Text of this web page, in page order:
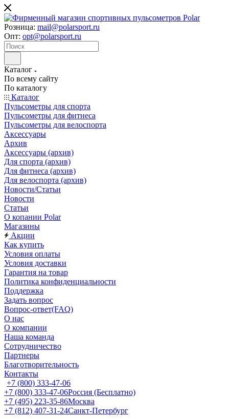
Розница: mail@polarsport.ru
Опт: opt@polarsport.ru
Каталог
По всему сайту
По каталогу
Каталог
Пульсометры для спорта
Пульсометры для фитнеса
Пульсометры для велоспорта
Аксессуары
Архив
Аксессуары (архив)
Для спорта (архив)
Для фитнеса (архив)
Для велоспорта (архив)
Новости/Статьи
Новости
Статьи
О копании Polar
Магазины
Акции
Как купить
Условия оплаты
Условия доставки
Гарантия на товар
Политика конфиденциальности
Поддержка
Задать вопрос
Вопрос-ответ(FAQ)
О нас
О компании
Наша команда
Сотрудничество
Партнеры
Благотворительность
Контакты
+7 (800) 333-47-06
+7 (800) 333-47-06Россия (Бесплатно)
+7 (495) 223-35-86Москва
+7 (812) 407-31-24Санкт-Петербург